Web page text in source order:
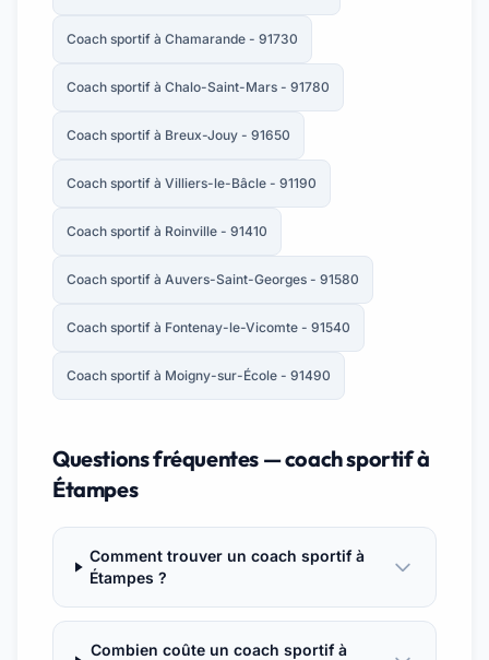
Coach sportif à Chamarande - 91730
Coach sportif à Chalo-Saint-Mars - 91780
Coach sportif à Breux-Jouy - 91650
Coach sportif à Villiers-le-Bâcle - 91190
Coach sportif à Roinville - 91410
Coach sportif à Auvers-Saint-Georges - 91580
Coach sportif à Fontenay-le-Vicomte - 91540
Coach sportif à Moigny-sur-École - 91490
Questions fréquentes — coach sportif à
Étampes
Comment trouver un coach sportif à
Étampes ?
Combien coûte un coach sportif à